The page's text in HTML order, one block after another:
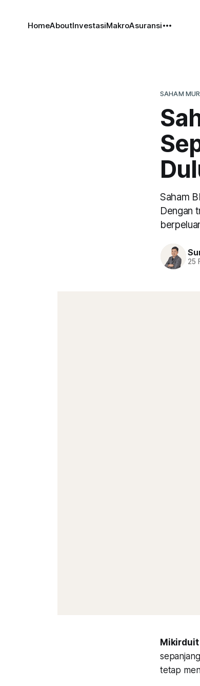
HomeAboutInvestasiMakroAsuransi
SAHAM
Saham
Dengan
25
Mikirduit
tetap